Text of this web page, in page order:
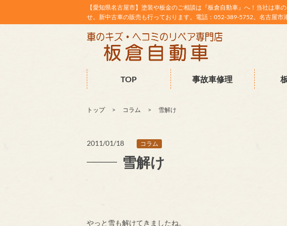
【愛知県名古屋市】塗装や板金のご相談は『板倉自動車』へ！当社は
せ。新中古車の販売も行っております。電話：052-389-5752。名古屋市
TOP 事故車修理
トップ コラム 雪解け
2011/01/18 コラム
雪解け
やっと雪も解けてきましたね。